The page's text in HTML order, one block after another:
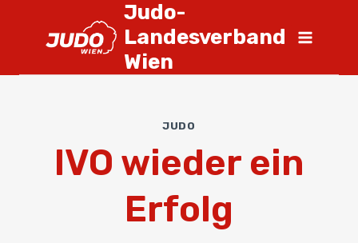
Judo-
Landesverband
Wien
JUDO
IVO wieder ein
Erfolg